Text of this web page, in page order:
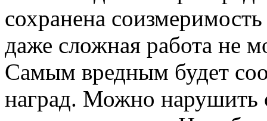
сохранена
даже сложная работа не
Самым вредным будет
наград. Можно нарушить